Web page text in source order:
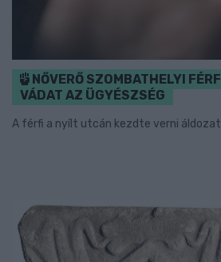
NŐVERŐ SZOMBATHELYI
VÁDAT AZ ÜGYÉSZSÉG
A férfi a nyílt utcán kezdte verni